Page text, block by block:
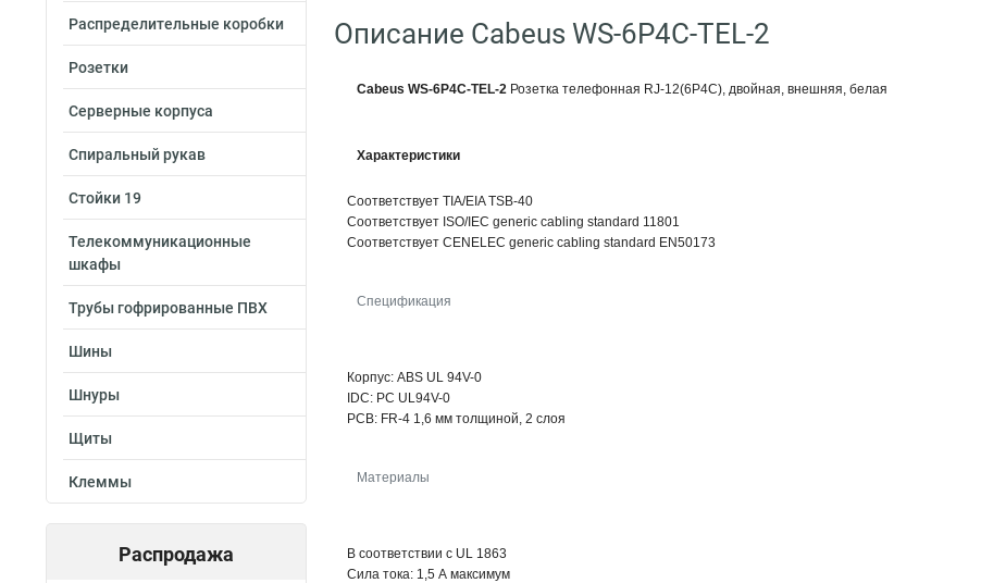
Распределительные коробки
Розетки
Серверные корпуса
Спиральный рукав
Стойки 19
Телекоммуникационные
шкафы
Трубы гофрированные ПВХ
Шины
Шнуры
Щиты
Клеммы
Распродажа
Описание Cabeus WS-6P4C-TEL-2
Cabeus WS-6P4C-TEL-2 Розетка телефонная RJ-12(6P4C), двойная, внешняя, белая
Характеристики
Спецификация
Соответствует TIA/EIA TSB-40
Соответствует ISO/IEC generic cabling standard 11801
Соответствует CENELEC generic cabling standard EN50173
Материалы
Корпус: ABS UL 94V-0
IDC: PC UL94V-0
PCB: FR-4 1,6 мм толщиной, 2 слоя
В соответствии с UL 1863
Сила тока: 1,5 А максимум